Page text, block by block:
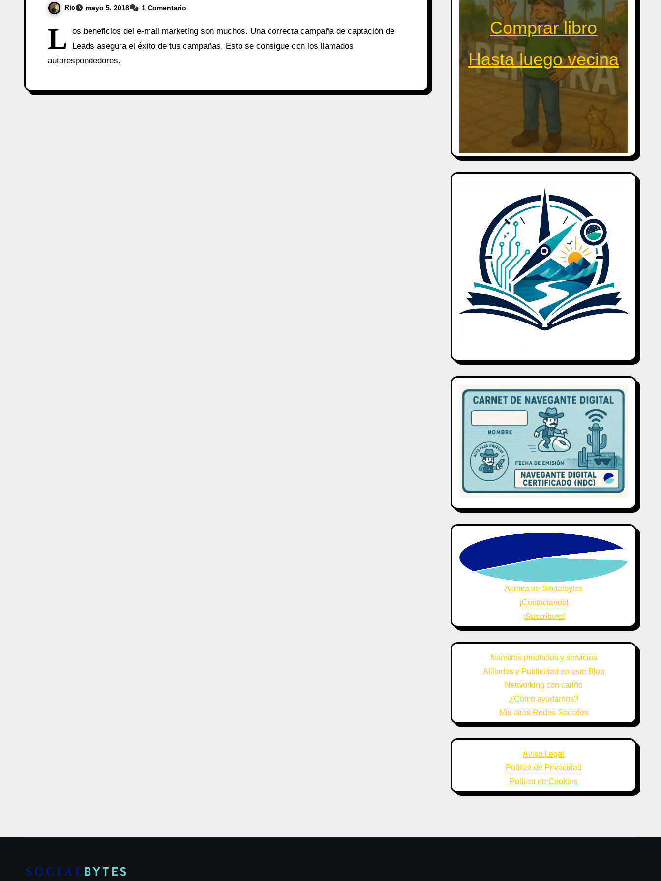
Ric mayo 5, 2018 1 Comentario
L
os beneficios del e-mail marketing son muchos. Una correcta campaña de captación de
Leads asegura el éxito de tus campañas. Esto se consigue con los llamados
autorespondedores.
Comprar libro
Hasta luego vecina
Acerca de Socialbytes
¡Contáctanos!
¡Suscríbete!
Nuestros productos y servicios
Afiliados y Publicidad en este Blog
Networking con cariño
¿Cómo ayudarnos?
Mis otras Redes Sociales
Aviso Legal
Política de Privacidad
Política de Cookies